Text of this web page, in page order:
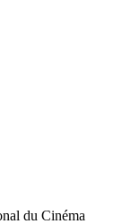
du Cinéma